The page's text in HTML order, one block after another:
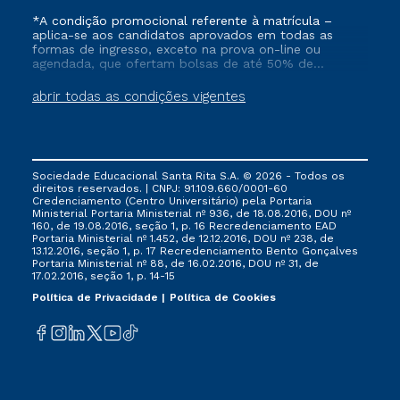
abrir todas as condições vigentes
*A condição promocional referente à matrícula –
aplica-se aos candidatos aprovados em todas as
formas de ingresso, exceto na prova on-line ou
agendada, que ofertam bolsas de até 50% de
que ainda não tenham efetivado e/ou não tenham
cancelado ou trancado sua matrícula em uma das
FIES, Prouni e outros programas governamentais, e
não se acumula com nenhuma outra campanha
ofertada pela Instituição.
Sociedade Educacional Santa Rita S.A. © 2026 - Todos os
direitos reservados. | CNPJ: 91.109.660/0001-60
Credenciamento (Centro Universitário) pela Portaria
Ministerial Portaria Ministerial nº 936, de 18.08.2016, DOU nº
160, de 19.08.2016, seção 1, p. 16 Recredenciamento EAD
Portaria Ministerial nº 1.452, de 12.12.2016, DOU nº 238, de
13.12.2016, seção 1, p. 17 Recredenciamento Bento Gonçalves
Portaria Ministerial nº 88, de 16.02.2016, DOU nº 31, de
17.02.2016, seção 1, p. 14-15
Política de Privacidade
Política de Cookies